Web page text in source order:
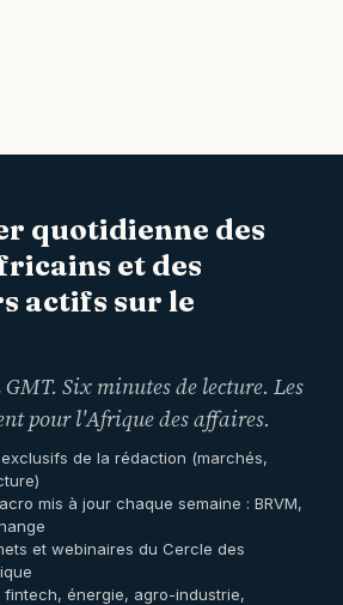
quotidienne des
et des
actifs sur le
Six minutes de lecture. Les
pour l'Afrique des affaires.
de la rédaction (marchés,
mis à jour chaque semaine : BRVM,
et webinaires du Cercle des
fintech, énergie, agro-industrie,